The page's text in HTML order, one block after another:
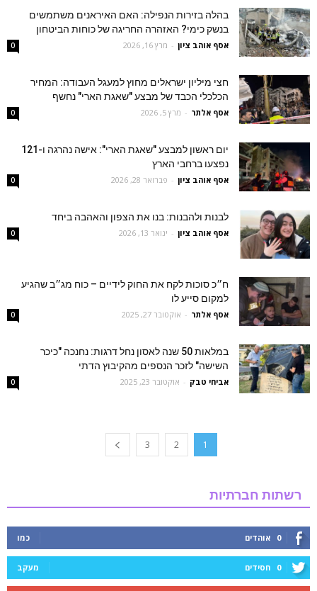
בהלה בזירות הנפילה: האם האיראנים משתמשים
בנשק כימי? האזהרה החריגה של כוחות הביטחון
אסף אוהב ציון - מרץ 16, 2026 0
חצי מיליון ישראלים מחוץ למעגל העבודה: המחיר
הכלכלי הכבד של מבצע "שאגת הארי" נחשף
אסף אלתר - מרץ 5, 2026 0
יום ראשון למבצע "שאגת הארי": אישה נהרגה ו-121
נפצעו ברחבי הארץ
אסף אוהב ציון - פברואר 28, 2026 0
לבנות ולהבנות: בנו את הצפון והאהבה ביחד
אסף אוהב ציון - ינואר 13, 2026 0
ח״כ סוכות לקח את החוק לידיים – כוח מג״ב שהגיע
למקום סייע לו
אסף אלתר - אוקטובר 27, 2025 0
במלאות 50 שנה לאסון נחל דרגות: נחנכה "כיכר
השישה" לזכר הנספים מהקיבוץ הדתי
אביחי טבק - אוקטובר 23, 2025 0
1
2
3
רשתות חברתיות
0 אוהדים כמו
0 חסידים מעקב